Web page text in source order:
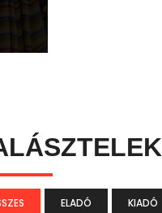
ELADÓ KIADÓ